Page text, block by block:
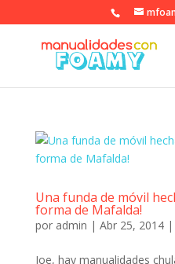
Una funda de móvil
forma de Mafalda!
por admin | Abr 25, 2014|
Joe, hay manualidades